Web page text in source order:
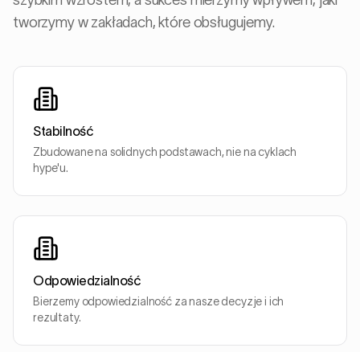
tworzymy w zakładach, które obsługujemy.
Stabilność
Zbudowane na solidnych podstawach, nie na cyklach
hype'u.
Odpowiedzialność
Bierzemy odpowiedzialność za nasze decyzje i ich
rezultaty.